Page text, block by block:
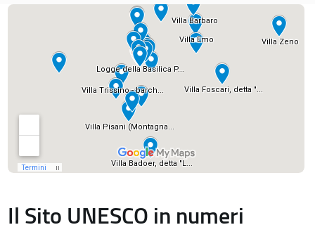
Il Sito UNESCO in numeri